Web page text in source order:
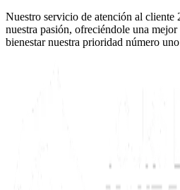
Nuestro servicio de atención al cliente
nuestra pasión, ofreciéndole una
bienestar nuestra prioridad número